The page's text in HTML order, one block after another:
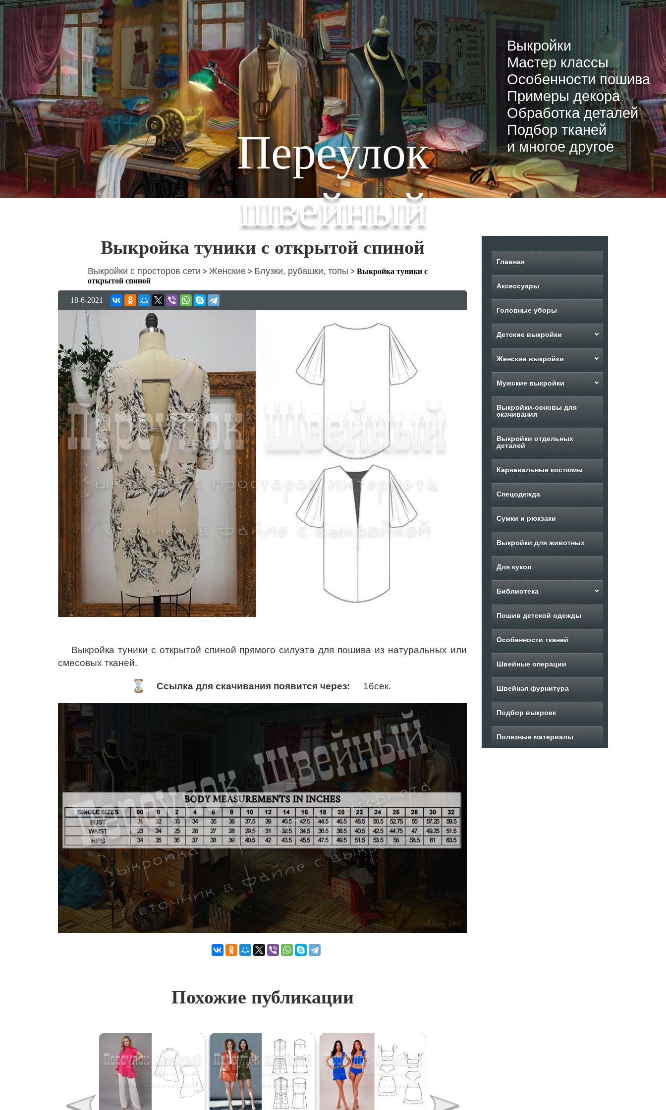
Переулок
швейный
Выкройки
Мастер классы
Особенности пошива
Примеры декора
Обработка деталей
Подбор тканей
и многое другое
Выкройка туники с открытой спиной
Выкройки с просторов сети > Женские > Блузки, рубашки, топы > Выкройка туники с
открытой спиной
18-6-2021
Выкройка туники с открытой спиной прямого силуэта для пошива из натуральных или
смесовых тканей.
Ссылка для скачивания появится через: 14сек.
Похожие публикации
Главная
Аксессуары
Головные уборы
Детские выкройки
Женские выкройки
Мужские выкройки
Выкройки-основы для
скачивания
Выкройки отдельных
деталей
Карнавальные костюмы
Спецодежда
Сумки и рюкзаки
Выкройки для животных
Для кукол
Библиотека
Пошив детской одежды
Особенности тканей
Швейные операции
Швейная фурнитура
Подбор выкроек
Полезные материалы